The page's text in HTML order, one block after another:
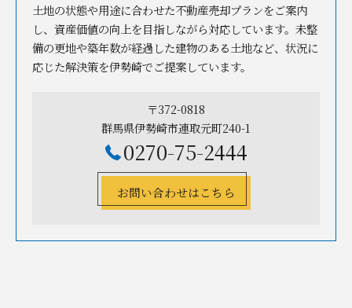
土地の状態や用途に合わせた不動産売却プランをご案内
し、資産価値の向上を目指しながら対応しています。未整
備の更地や築年数が経過した建物のある土地など、状況に
応じた解決策を伊勢崎でご提案しています。
〒372-0818
群馬県伊勢崎市連取元町240-1
0270-75-2444
お問い合わせはこちら